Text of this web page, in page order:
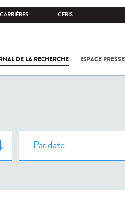
CARRIÈRES CERIS
DE LA RECHERCHE ESPACE PRESSE